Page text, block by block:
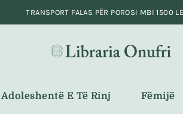
Adoleshentë E Të Rinj Fëmijë